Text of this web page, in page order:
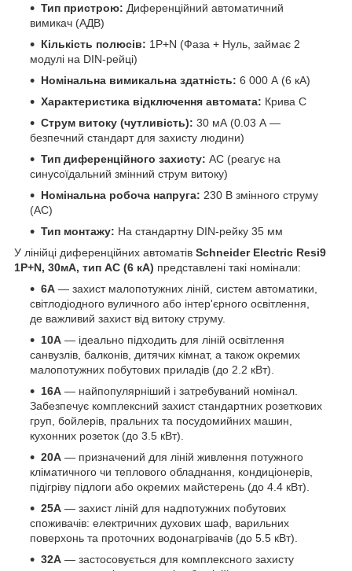
Тип пристрою: Диференційний автоматичний
вимикач (АДВ)
Кількість полюсів: 1P+N (Фаза + Нуль, займає 2
модулі на DIN-рейці)
Номінальна вимикальна здатність: 6 000 А (6 кА)
Характеристика відключення автомата: Крива C
Струм витоку (чутливість): 30 мА (0.03 А —
безпечний стандарт для захисту людини)
Тип диференційного захисту: AC (реагує на
синусоїдальний змінний струм витоку)
Номінальна робоча напруга: 230 В змінного струму
(AC)
Тип монтажу: На стандартну DIN-рейку 35 мм
У лінійці диференційних автоматів Schneider Electric Resi9
1P+N, 30мА, тип AC (6 кА) представлені такі номінали:
6А — захист малопотужних ліній, систем автоматики,
світлодіодного вуличного або інтер'єрного освітлення,
де важливий захист від витоку струму.
10А — ідеально підходить для ліній освітлення
санвузлів, балконів, дитячих кімнат, а також окремих
малопотужних побутових приладів (до 2.2 кВт).
16А — найпопулярніший і затребуваний номінал.
Забезпечує комплексний захист стандартних розеткових
груп, бойлерів, пральних та посудомийних машин,
кухонних розеток (до 3.5 кВт).
20А — призначений для ліній живлення потужного
кліматичного чи теплового обладнання, кондиціонерів,
підігріву підлоги або окремих майстерень (до 4.4 кВт).
25А — захист ліній для надпотужних побутових
споживачів: електричних духових шаф, варильних
поверхонь та проточних водонагрівачів (до 5.5 кВт).
32А — застосовується для комплексного захисту